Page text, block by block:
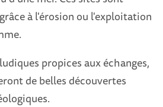
à l'érosion ou l'exploitation
propices aux échanges,
de belles découvertes